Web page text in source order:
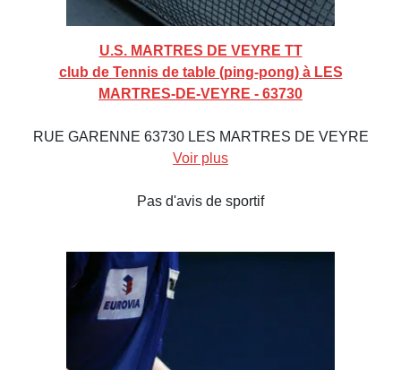
U.S. MARTRES DE VEYRE TT
club de Tennis de table (ping-pong) à LES
MARTRES-DE-VEYRE - 63730
RUE GARENNE 63730 LES MARTRES DE VEYRE
Voir plus
Pas d'avis de sportif